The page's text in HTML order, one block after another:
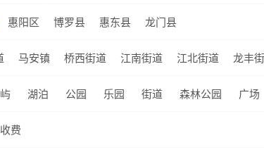
惠阳区 博罗县 惠东县 龙门县
马安镇 桥西街道 江南街道 江北街道 龙丰
湖泊 公园 乐园 街道 森林公园 广场
收费